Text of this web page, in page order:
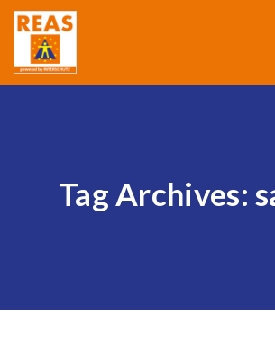
Tag Archives: